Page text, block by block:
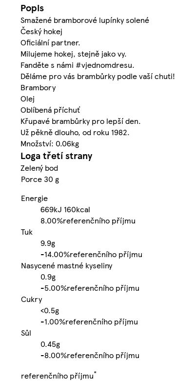
Popis
Smažené bramborové lupínky solené
Český hokej
Oficiální partner.
Milujeme hokej, stejně jako vy.
Fanděte s námi #vjednomdresu.
Děláme pro vás brambůrky podle vaší chuti!
Brambory
Olej
Oblíbená příchuť
Křupavé brambůrky pro lepší den.
Už pěkně dlouho, od roku 1982.
Množství: 0.06kg
Loga třetí strany
Zelený bod
Porce 30 g
Energie
669kJ 160kcal
8.00%referenčního příjmu
Tuk
9.9g
-14.00%referenčního příjmu
Nasycené mastné kyseliny
0.9g
-5.00%referenčního příjmu
Cukry
<0.5g
-1.00%referenčního příjmu
Sůl
0.45g
-8.00%referenčního příjmu
referenčního příjmu*